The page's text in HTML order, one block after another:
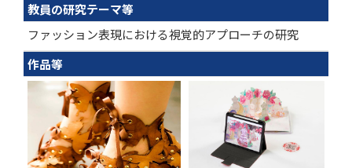
教員の研究テーマ等
ファッション表現における視覚的アプローチの研究
作品等